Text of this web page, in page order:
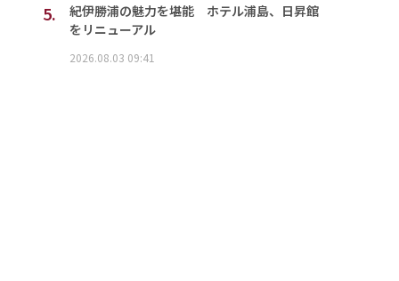
5.
紀伊勝浦の魅力を堪能 ホテル浦島、日昇館
をリニューアル
2026.08.03 09:41